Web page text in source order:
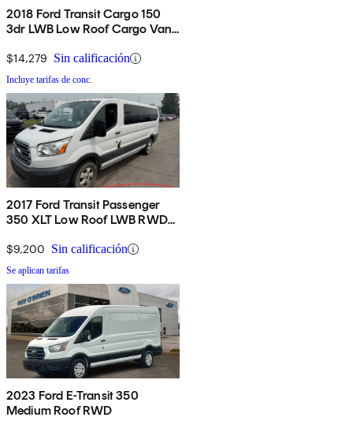
2018 Ford Transit Cargo 150
3dr LWB Low Roof Cargo Van
Door
$14,279 Sin calificación
Incluye tarifas de conc.
2017 Ford Transit Passenger
350 XLT Low Roof LWB RWD
Door
$9,200 Sin calificación
Se aplican tarifas
2023 Ford E-Transit 350
Medium Roof RWD